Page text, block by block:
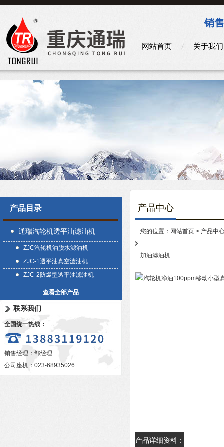
销
网站首页 关于我们
产品目录
通瑞汽轮机透平油滤油机
ZJC汽轮机油脱水滤油机
ZJC-1透平油真空滤油机
ZJC-2防爆型透平油滤油机
查看全部产品
联系我们
全国统一热线：
销售经理：邹经理
公司座机：023-68935026
产品中心
您的位置： 网站首页 > 产品中
加油滤油机
产品详细资料：